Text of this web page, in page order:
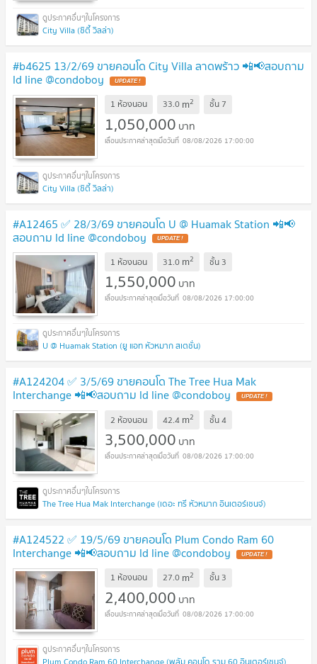
City Villa (ซิตี้ วิลล่า)
#b4625 13/2/69 ขายคอนโด City Villa ลาดพร้าว 📲📢สอบถาม
ld line @condoboy UPDATE !
1 ห้องนอน 33.0 m2 ชั้น 7
1,050,000 บาท
08/08/2026 17:00:00
City Villa (ซิตี้ วิลล่า)
#A12465 ✅ 28/3/69 ขายคอนโด U @ Huamak Station 📲📢
สอบถาม ld line @condoboy UPDATE !
1 ห้องนอน 31.0 m2 ชั้น 3
1,550,000 บาท
08/08/2026 17:00:00
U @ Huamak Station (ยู แอท หัวหมาก สเตชั่น)
#A124204 ✅ 3/5/69 ขายคอนโด The Tree Hua Mak
Interchange 📲📢สอบถาม ld line @condoboy UPDATE !
2 ห้องนอน 42.4 m2 ชั้น4
3,500,000 บาท
08/08/2026 17:00:00
The Tree Hua Mak Interchange (เดอะ ทรี หัวหมาก อินเตอร์เชนจ์)
#A124522 ✅ 19/5/69 ขายคอนโด Plum Condo Ram 60
Interchange 📲📢สอบถาม ld line @condoboy UPDATE !
1 ห้องนอน 27.0 m2 ชั้น 3
2,400,000 บาท
08/08/2026 17:00:00